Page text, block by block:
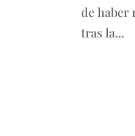
de haber
tras la...